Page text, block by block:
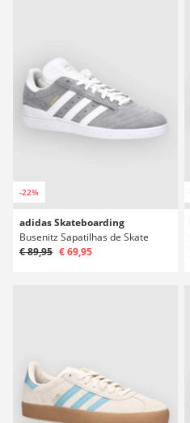
-22%
adidas Skateboarding
Busenitz Sapatilhas de Skate
€ 89,95 € 69,95